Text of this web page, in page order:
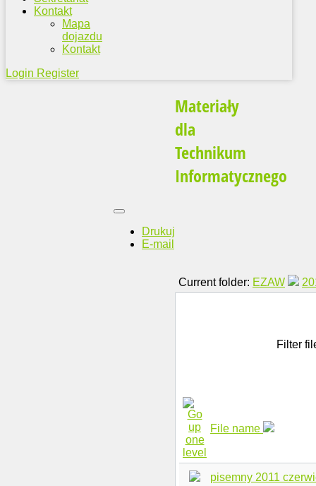
Kontakt
Mapa
dojazdu
Kontakt
Login Register
Materiały
dla
Technikum
Informatycznego
Drukuj
E-mail
Current folder: EZAW
Filter
File name
pisemny 2011